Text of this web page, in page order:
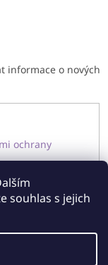
souhlas s jejich
informace o nových
ochrany